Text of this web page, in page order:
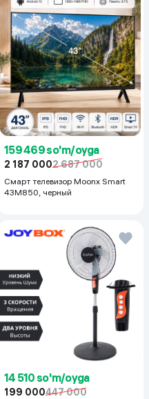
159 469 so'm/oyga
2 187 0002 687 000
Смарт телевизор Moonx Smart
43M850, черный
14 510 so'm/oyga
199 000447 000